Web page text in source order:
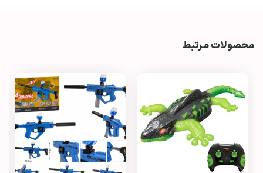
محصولات مرتبط